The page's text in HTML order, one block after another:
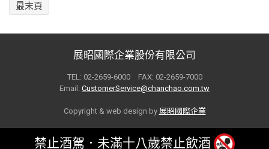
最末頁
展昭國際企業股份有限公司
TEL: 02-2659-6000 FAX: 02-2659-7000
Email: CustomerService@chanchao.com.tw
Copyright & web design by 展昭國際企業
禁止酒駕．未滿十八歲禁止飲酒